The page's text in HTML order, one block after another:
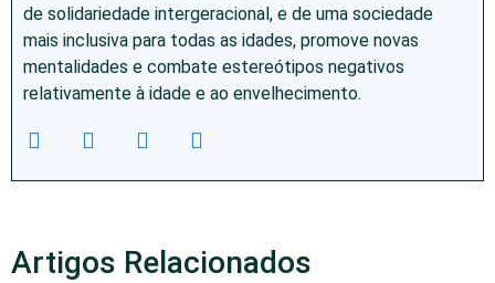
de solidariedade intergeracional, e de uma sociedade
mais inclusiva para todas as idades, promove novas
mentalidades e combate estereótipos negativos
relativamente à idade e ao envelhecimento.
Artigos Relacionados